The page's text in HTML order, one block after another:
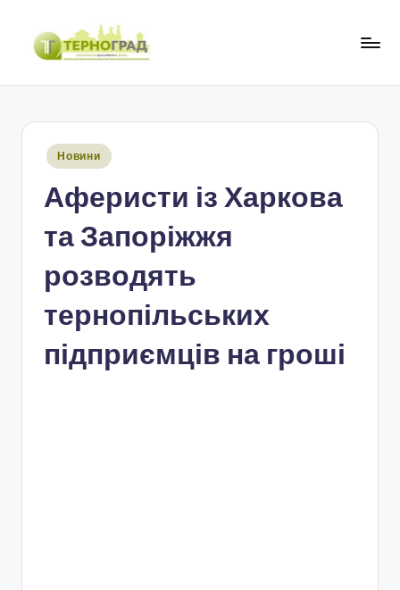
Перейти
Опубліковано
Новини
Аферисти із Харкова
та Запоріжжя
розводять
тернопільських
підприємців на гроші